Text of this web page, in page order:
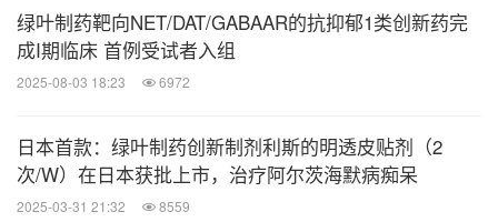
深耕，全面布局。不仅通过高品质的创新药物，减轻
患者疾病负担，公司亦致力于为广大医生和患者提供
药品之外的优质服务与支持，共同助力临床诊疗水平
者的治疗现状贡献绿叶力量。
绿叶制药靶向NET/DAT/GABAAR的抗抑郁1类创新药完
成I期临床 首例受试者入组
2025-08-03 18:23 6972
日本首款：绿叶制药创新制剂利斯的明透皮贴剂（2
次/W）在日本获批上市，治疗阿尔茨海默病痴呆
2025-03-31 21:32 8559